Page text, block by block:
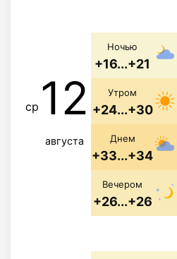
ср 12
августа
Ночью
+16...+21
Утром
+24...+30
Днем
+33...+34
Вечером
+26...+26